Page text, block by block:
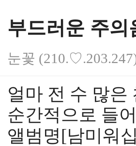
부드러운 주의
눈꽃
본문
얼마 전 수 많
순간적으로 들
앨범명[남미워